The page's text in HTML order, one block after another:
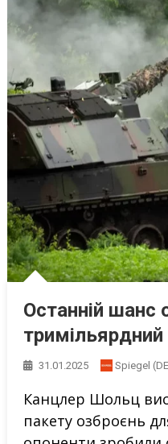
Останній шанс
31.01.2025 Spiegel
Канцлер Шольц
пакету озброєнь